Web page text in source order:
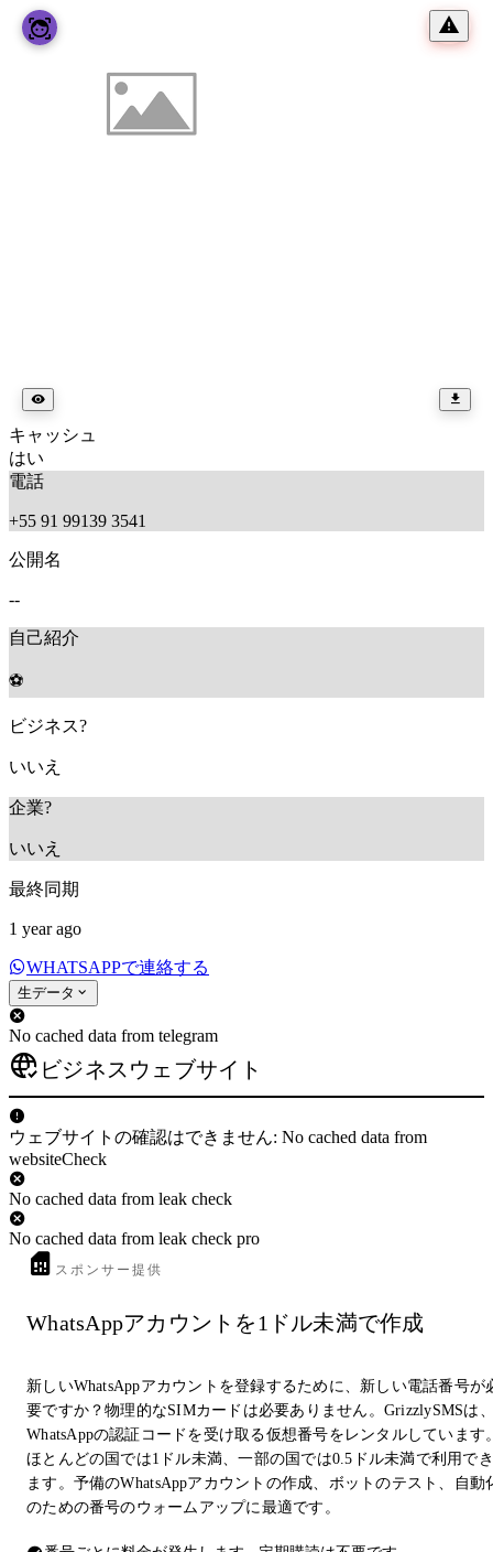
キャッシュ
はい
電話
+55 91 99139 3541
公開名
--
自己紹介
⚽
ビジネス?
いいえ
企業?
いいえ
最終同期
1 year ago
WHATSAPPで連絡する
生データ
No cached data from telegram
ビジネスウェブサイト
ウェブサイトの確認はできません: No cached data from
websiteCheck
No cached data from leak check
No cached data from leak check pro
スポンサー提供
WhatsAppアカウントを1ドル未満で作成
新しいWhatsAppアカウントを登録するために、新しい電話番号が
要ですか？物理的なSIMカードは必要ありません。GrizzlySMSは
WhatsAppの認証コードを受け取る仮想番号をレンタルしています
ほとんどの国では1ドル未満、一部の国では0.5ドル未満で利用でき
ます。予備のWhatsAppアカウントの作成、ボットのテスト、自動
のための番号のウォームアップに最適です。